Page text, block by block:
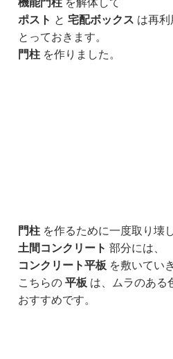
機能門柱 を解体して
ポスト と 宅配ボックス は再利
とっておきます。
門柱 を作りました。
門柱 を作るために一度取り壊
土間コンクリート 部分には、
コンクリート平板 を敷いてい
こちらの 平板 は、ムラのある
おすすめです。